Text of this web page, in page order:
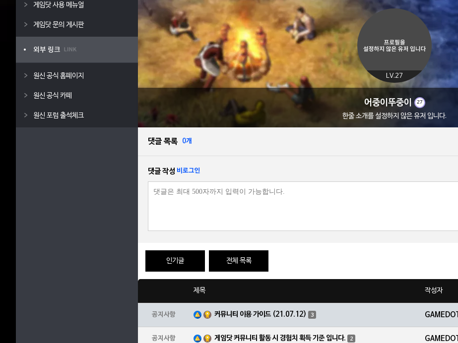
게임닷 사용 메뉴얼
게임닷 문의 게시판
원신 공식 홈페이지
원신 공식 카페
원신 포럼 출석체크
LV.27
어중이뚜중이 27
한줄 소개를 설정하지 않은 유저 입니다.
댓글 목록 0개
댓글 작성 비로그인
인기글 전체 목록
제목 작성자
공지사항 커뮤니티 이용 가이드 (21.07.12) 3 GAMEDOT
공지사항 게임닷 커뮤니티 활동 시 경험치 획득 기준 입니다. 2 GAMEDOT